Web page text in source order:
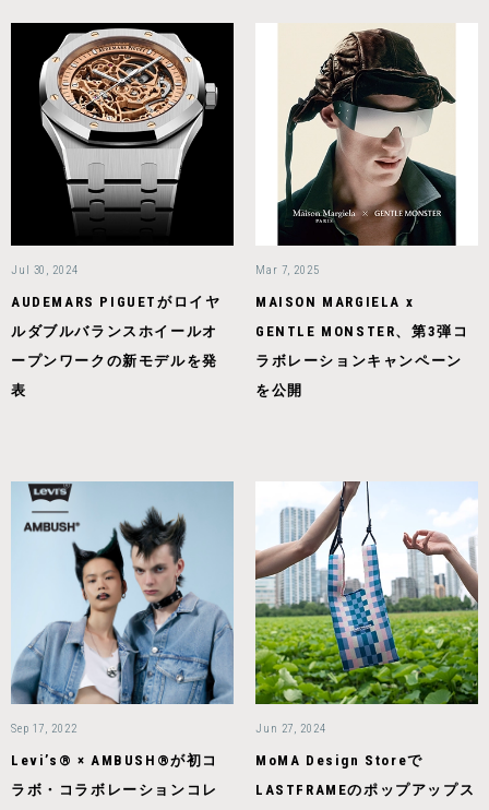
Jul 30, 2024
AUDEMARS PIGUETがロイヤ
ルダブルバランスホイールオ
ープンワークの新モデルを発
表
Mar 7, 2025
MAISON MARGIELA x
GENTLE MONSTER、第3弾コ
ラボレーションキャンペーン
を公開
Sep 17, 2022
Levi’s® × AMBUSH®が初コ
ラボ・コラボレーションコレ
Jun 27, 2024
MoMA Design Storeで
LASTFRAMEのポップアップス